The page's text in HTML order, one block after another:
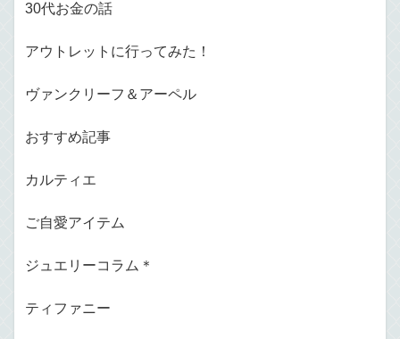
30代お金の話
アウトレットに行ってみた！
ヴァンクリーフ＆アーペル
おすすめ記事
カルティエ
ご自愛アイテム
ジュエリーコラム＊
ティファニー